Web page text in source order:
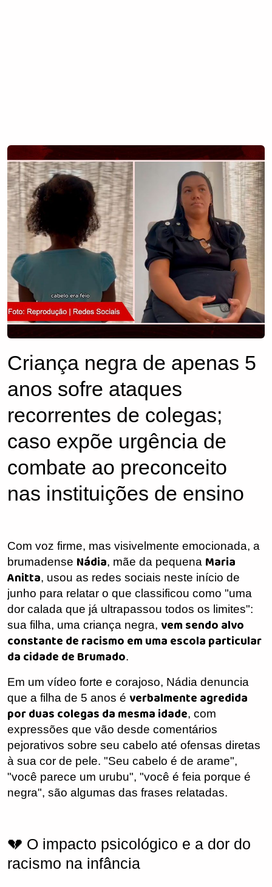
Criança negra de apenas 5
anos sofre ataques
recorrentes de colegas;
caso expõe urgência de
combate ao preconceito
nas instituições de ensino
Com voz firme, mas visivelmente emocionada, a
brumadense Nádia, mãe da pequena Maria
Anitta, usou as redes sociais neste início de
junho para relatar o que classificou como "uma
dor calada que já ultrapassou todos os limites":
sua filha, uma criança negra, vem sendo alvo
constante de racismo em uma escola particular
da cidade de Brumado.
Em um vídeo forte e corajoso, Nádia denuncia
que a filha de 5 anos é verbalmente agredida
por duas colegas da mesma idade, com
expressões que vão desde comentários
pejorativos sobre seu cabelo até ofensas diretas
à sua cor de pele. "Seu cabelo é de arame",
"você parece um urubu", "você é feia porque é
negra", são algumas das frases relatadas.
💔 O impacto psicológico e a dor do
racismo na infância